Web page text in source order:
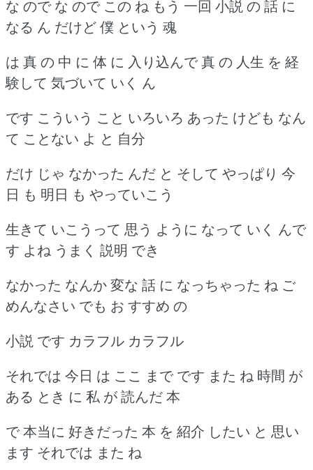
な ので な ので この ね もう 一回 小説 の 話 に
なる ん だけど 僕 という 魂
は 真 の 中 に 体 に 入り込んで 真 の 人生 を 経
験して 気づいて いく ん
です こういう こと いろいろ あった けども なん
て ことない よ と 自分
だけ じゃ なかった んだ と そして やっぱり 今
日 も 明日 も やっていこう
生きて いこうって 思う ように なって いく んで
す よね うまく 説明 でき
なかった なんか 変な 話 に なっちゃった ね ご
めんなさい でも お すすめ の
小説 です カラフル カラフル
それでは 今日 は ここ まで です また ね 時間 が
ある とき に 私 が 読んだ 本
で 本当に 好きだった 本 を 紹介 したい と 思い
ます それでは また ね